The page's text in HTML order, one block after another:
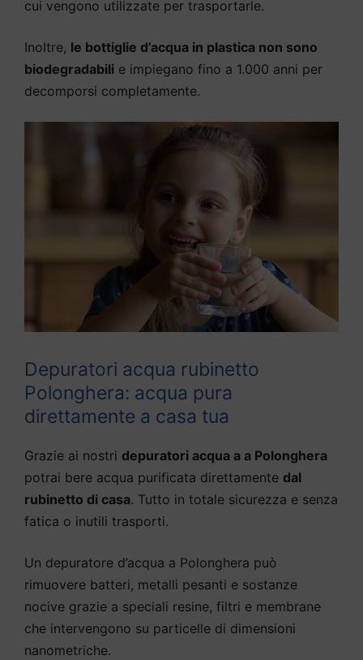
cui vengono utilizzate per trasportarle.
Inoltre, le bottiglie d’acqua in plastica non sono
biodegradabili e impiegano fino a 1.000 anni per
decomporsi completamente.
Depuratori acqua rubinetto
Polonghera: acqua pura
direttamente a casa tua
Grazie ai nostri depuratori acqua a a Polonghera
potrai bere acqua purificata direttamente dal
rubinetto di casa. Tutto in totale sicurezza e senza
fatica o inutili trasporti.
Un depuratore d’acqua a Polonghera può
rimuovere batteri, metalli pesanti e sostanze
nocive grazie a speciali resine, filtri e membrane
che intervengono su particelle di dimensioni
nanometriche.